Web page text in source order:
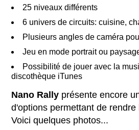
25 niveaux différents
6 univers de circuits: cuisine,
Plusieurs angles de caméra
Jeu en mode portrait ou
Possibilité de jouer avec la
discothèque iTunes
Nano Rally présente encore
d'options permettant de rendre
Voici quelques photos...